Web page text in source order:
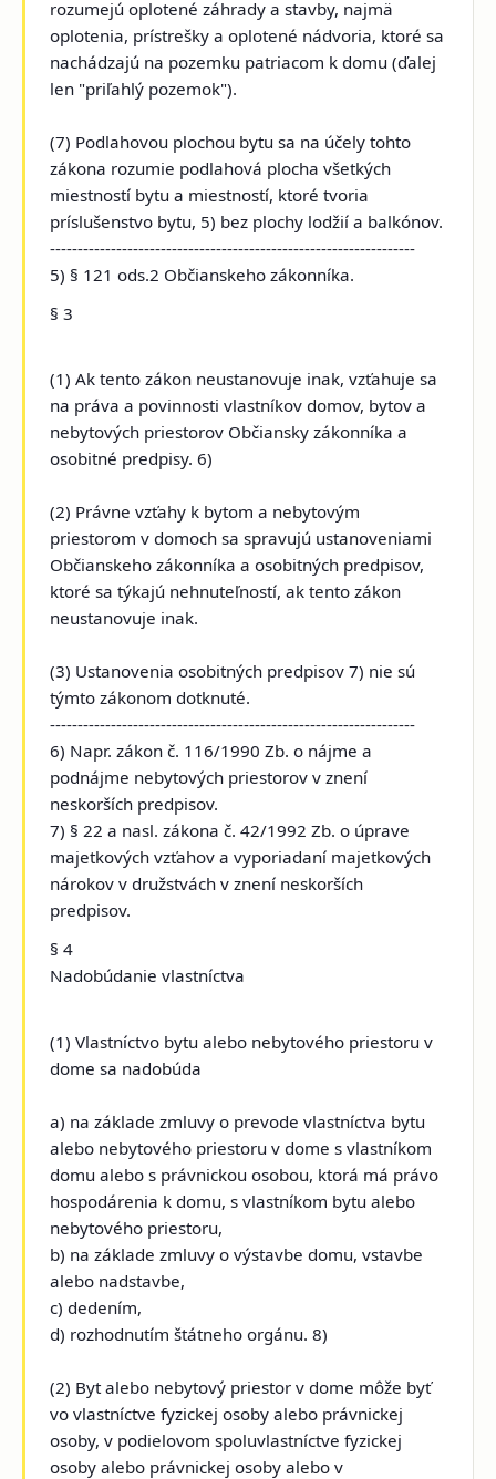
rozumejú oplotené záhrady a stavby, najmä
oplotenia, prístrešky a oplotené nádvoria, ktoré sa
nachádzajú na pozemku patriacom k domu (ďalej
len "priľahlý pozemok").
(7) Podlahovou plochou bytu sa na účely tohto
zákona rozumie podlahová plocha všetkých
miestností bytu a miestností, ktoré tvoria
príslušenstvo bytu, 5) bez plochy lodžií a balkónov.
------------------------------------------------------------------
5) § 121 ods.2 Občianskeho zákonníka.
§ 3
(1) Ak tento zákon neustanovuje inak, vzťahuje sa
na práva a povinnosti vlastníkov domov, bytov a
nebytových priestorov Občiansky zákonníka a
osobitné predpisy. 6)
(2) Právne vzťahy k bytom a nebytovým
priestorom v domoch sa spravujú ustanoveniami
Občianskeho zákonníka a osobitných predpisov,
ktoré sa týkajú nehnuteľností, ak tento zákon
neustanovuje inak.
(3) Ustanovenia osobitných predpisov 7) nie sú
týmto zákonom dotknuté.
------------------------------------------------------------------
6) Napr. zákon č. 116/1990 Zb. o nájme a
podnájme nebytových priestorov v znení
neskorších predpisov.
7) § 22 a nasl. zákona č. 42/1992 Zb. o úprave
majetkových vzťahov a vyporiadaní majetkových
nárokov v družstvách v znení neskorších
predpisov.
§ 4
Nadobúdanie vlastníctva
(1) Vlastníctvo bytu alebo nebytového priestoru v
dome sa nadobúda
a) na základe zmluvy o prevode vlastníctva bytu
alebo nebytového priestoru v dome s vlastníkom
domu alebo s právnickou osobou, ktorá má právo
hospodárenia k domu, s vlastníkom bytu alebo
nebytového priestoru,
b) na základe zmluvy o výstavbe domu, vstavbe
alebo nadstavbe,
c) dedením,
d) rozhodnutím štátneho orgánu. 8)
(2) Byt alebo nebytový priestor v dome môže byť
vo vlastníctve fyzickej osoby alebo právnickej
osoby, v podielovom spoluvlastníctve fyzickej
osoby alebo právnickej osoby alebo v